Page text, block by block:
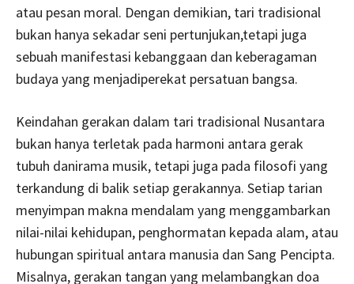
atau pesan moral. Dengan demikian, tari tradisional
bukan hanya sekadar seni pertunjukan,tetapi juga
sebuah manifestasi kebanggaan dan keberagaman
budaya yang menjadiperekat persatuan bangsa.
Keindahan gerakan dalam tari tradisional Nusantara
bukan hanya terletak pada harmoni antara gerak
tubuh danirama musik, tetapi juga pada filosofi yang
terkandung di balik setiap gerakannya. Setiap tarian
menyimpan makna mendalam yang menggambarkan
nilai-nilai kehidupan, penghormatan kepada alam, atau
hubungan spiritual antara manusia dan Sang Pencipta.
Misalnya, gerakan tangan yang melambangkan doa